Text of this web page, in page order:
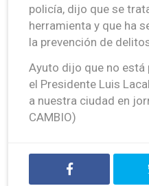
policía, dijo que se
herramienta y que ha
la prevención de
Ayuto dijo que no está
el Presidente Luis
a nuestra ciudad en
CAMBIO)